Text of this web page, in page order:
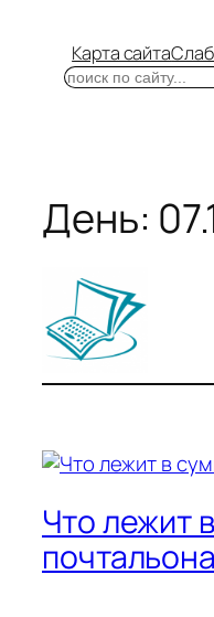
Карта сайта
Поиск
День:
Что лежит
почтальона